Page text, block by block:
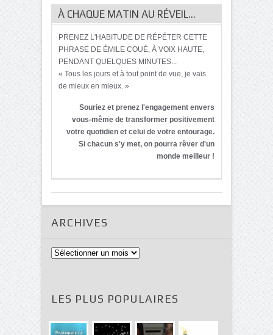
À CHAQUE MATIN AU RÉVEIL…
PRENEZ L'HABITUDE DE RÉPÉTER CETTE
PHRASE DE ÉMILE COUÉ, À VOIX HAUTE,
PENDANT QUELQUES MINUTES...
« Tous les jours et à tout point de vue, je vais
de mieux en mieux. »
Souriez et prenez l'engagement envers
vous-même de transformer positivement
votre quotidien et celui de votre entourage.
Si chacun s'y met, on pourra rêver d'un
monde meilleur !
ARCHIVES
Archives
LES PLUS POPULAIRES